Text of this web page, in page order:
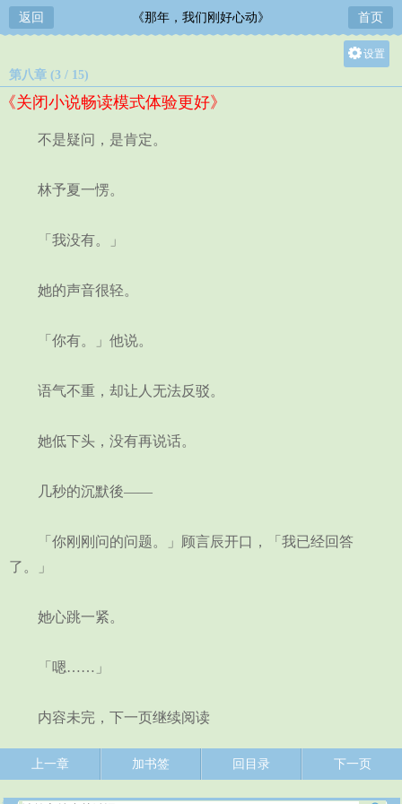
返回 《那年，我们刚好心动》 首页
设置
第八章 (3 / 15)
《关闭小说畅读模式体验更好》
不是疑问，是肯定。
林予夏一愣。
「我没有。」
她的声音很轻。
「你有。」他说。
语气不重，却让人无法反驳。
她低下头，没有再说话。
几秒的沉默後——
「你刚刚问的问题。」顾言辰开口，「我已经回答
了。」
她心跳一紧。
「嗯……」
内容未完，下一页继续阅读
上一章 加书签 回目录 下一页